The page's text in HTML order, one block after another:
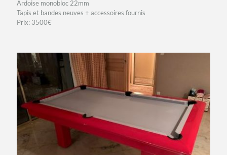
Ardoise monobloc 22mm
Tapis et bandes neuves + accessoires fournis
Prix: 3500€